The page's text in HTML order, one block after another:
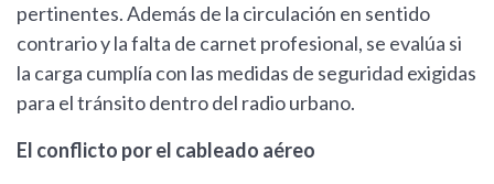
pertinentes. Además de la circulación en sentido
contrario y la falta de carnet profesional, se evalúa si
la carga cumplía con las medidas de seguridad exigidas
para el tránsito dentro del radio urbano.
El conflicto por el cableado aéreo